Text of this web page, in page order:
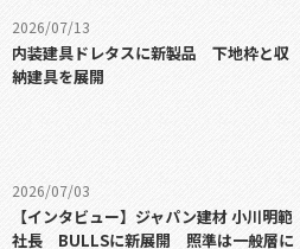
2026/07/13
内装建具ドレタスに新製品 下地枠と収
納建具を展開
2026/07/03
【インタビュー】ジャパン建材 小川明範
社長 BULLSに新展開 照準は一般層に